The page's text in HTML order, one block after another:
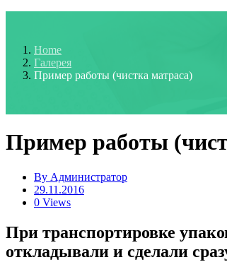
Home
Галерея
Пример работы (чистка матраса)
Пример работы
By Администратор
29.11.2016
0 Views
При транспортировке
откладывали и сделали